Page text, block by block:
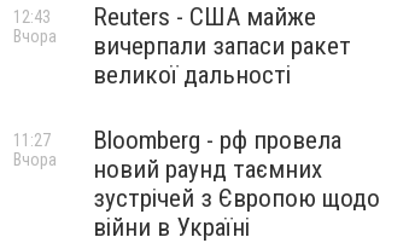
Reuters - США майже
вичерпали запаси ракет
великої дальності
12:43
Вчора
Bloomberg - рф провела
новий раунд таємних
зустрічей з Європою щодо
війни в Україні
11:27
Вчора